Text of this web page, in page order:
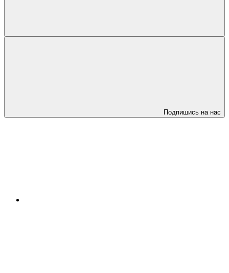
Подпишись на нас